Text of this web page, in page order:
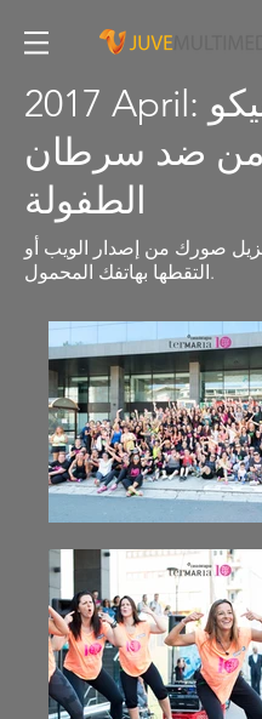
2017 April: درس نيكو
ضد سرطان
الطفولة
صورك من إصدار الويب أو
التقطها بهاتفك المحمول.